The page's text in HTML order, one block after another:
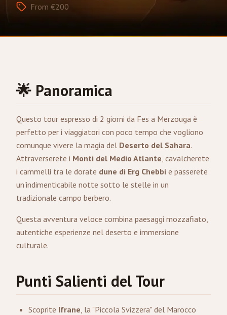
From €200
🌟 Panoramica
Questo tour espresso di 2 giorni da Fes a Merzouga è
perfetto per i viaggiatori con poco tempo che vogliono
comunque vivere la magia del Deserto del Sahara.
Attraverserete i Monti del Medio Atlante, cavalcherete
i cammelli tra le dorate dune di Erg Chebbi e passerete
un'indimenticabile notte sotto le stelle in un
tradizionale campo berbero.
Questa avventura veloce combina paesaggi mozzafiato,
autentiche esperienze nel deserto e immersione
culturale.
Punti Salienti del Tour
Scoprite Ifrane, la "Piccola Svizzera" del Marocco